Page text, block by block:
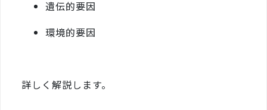
遺伝的要因
環境的要因
詳しく解説します。